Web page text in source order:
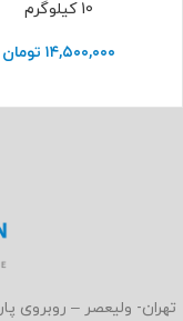
10 کیلوگرم
۱۴,۵۰۰,۰۰۰ تومان
تهران- ولیعصر – روبروی